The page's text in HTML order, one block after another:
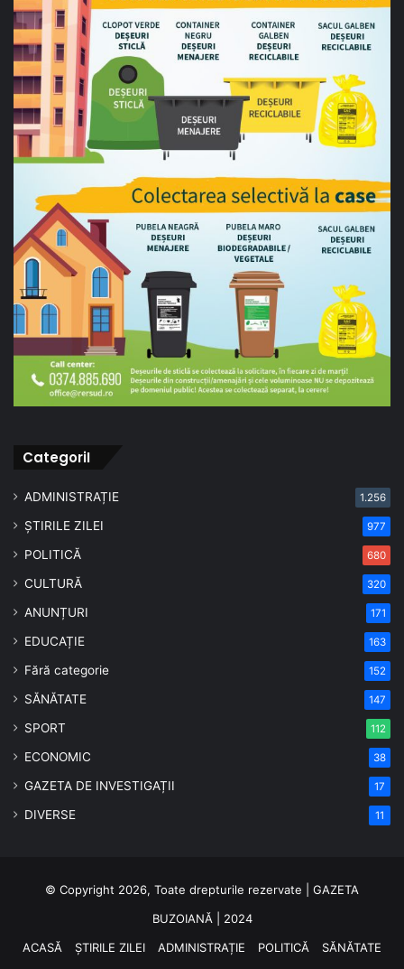
CategoriI
ADMINISTRAȚIE 1.256
ȘTIRILE ZILEI 977
POLITICĂ 680
CULTURĂ 320
ANUNȚURI 171
EDUCAȚIE 163
Fără categorie 152
SĂNĂTATE 147
SPORT 112
ECONOMIC 38
GAZETA DE INVESTIGAȚII 17
DIVERSE 11
© Copyright 2026, Toate drepturile rezervate | GAZETA
BUZOIANĂ | 2024
ACASĂ
ȘTIRILE ZILEI ADMINISTRAȚIE POLITICĂ
SĂNĂTATE